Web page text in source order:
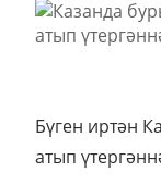
Бүген иртән
атып